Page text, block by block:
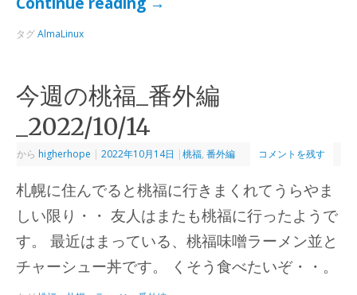
タグAlmaLinux
今週の桃福_番外編
_2022/10/14
から higherhope | 2022年10月14日 |桃福,番外編 コメントを残す
札幌に住んでると桃福に行きまくれてうらやま
しい限り・・ 友人はまたも桃福に行ったようで
す。 最近はまっている、桃福味噌ラーメン並と
チャーシュー丼です。 くそう食べたいぞ・・。